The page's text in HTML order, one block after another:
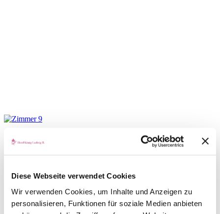
Diese Webseite verwendet Cookies
Wir verwenden Cookies, um Inhalte und Anzeigen zu
personalisieren, Funktionen für soziale Medien anbieten